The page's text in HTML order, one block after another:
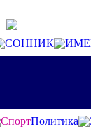
СОННИК
СпортПолитика